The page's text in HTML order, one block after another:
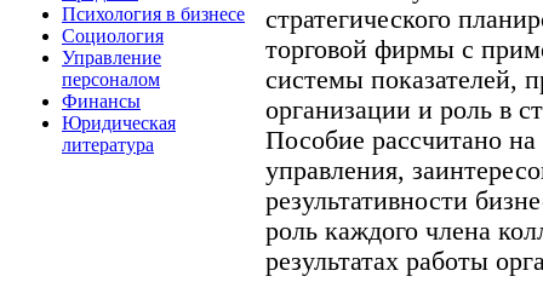
Психология в бизнесе
Социология
Управление
персоналом
Финансы
Юридическая
литература
стратегического
торговой фирмы с
системы показателей,
организации и роль в
Пособие рассчитано на
управления,
результативности
роль каждого члена
результатах работы